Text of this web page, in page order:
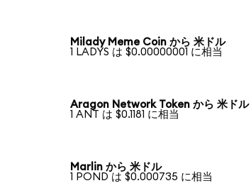
Milady Meme Coin から 米ドル
1 LADYS は $0.00000001 に相当
Aragon Network Token から 米ドル
1 ANT は $0.1181 に相当
Marlin から 米ドル
1 POND は $0.000735 に相当